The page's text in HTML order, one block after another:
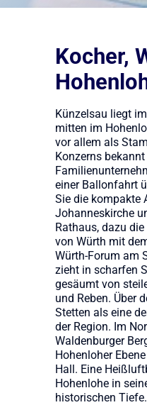
Kocher,
Künzelsau liegt
mitten im
vor allem als
Konzerns
einer Ballonfahrt
Sie die kompakte
Johanneskirche
Rathaus, dazu
von Würth mit
Würth-Forum am
zieht in scharfen
gesäumt von
und Reben. Über
Stetten als eine
der Region. Im
Waldenburger
Hohenloher
Hall. Eine
Hohenlohe in
historischen Tiefe.